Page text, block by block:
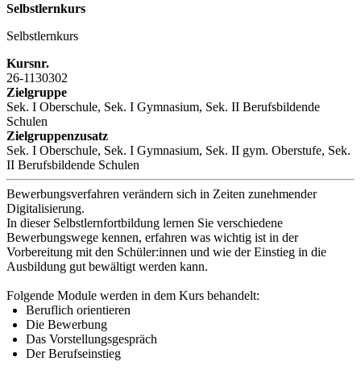
Selbstlernkurs
Selbstlernkurs
Kursnr.
26-1130302
Zielgruppe
Sek. I Oberschule, Sek. I Gymnasium, Sek. II Berufsbildende
Schulen
Zielgruppenzusatz
Sek. I Oberschule, Sek. I Gymnasium, Sek. II gym. Oberstufe, Sek.
II Berufsbildende Schulen
Bewerbungsverfahren verändern sich in Zeiten zunehmender
Digitalisierung.
In dieser Selbstlernfortbildung lernen Sie verschiedene
Bewerbungswege kennen, erfahren was wichtig ist in der
Vorbereitung mit den Schüler:innen und wie der Einstieg in die
Ausbildung gut bewältigt werden kann.
Folgende Module werden in dem Kurs behandelt:
Beruflich orientieren
Die Bewerbung
Das Vorstellungsgespräch
Der Berufseinstieg